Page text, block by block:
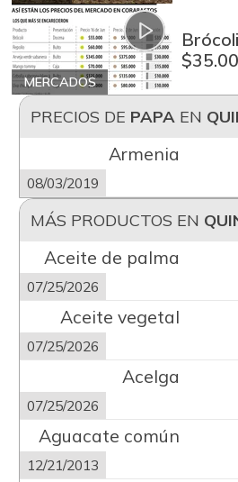
MERCADOS
PRECIOS DE PAPAEN
Armenia
08/03/2019
MÁS PRODUCTOS EN
Aceite de palma
07/25/2026
Aceite vegetal
07/25/2026
Acelga
07/25/2026
Aguacate común
12/21/2013